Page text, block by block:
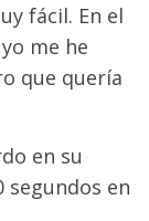
fácil. En el
me he
que quería
en su
segundos en